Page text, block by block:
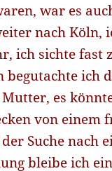
war es
nach Köln,
ich sichte fast
begutachte ich
es
von einem
Suche nach
bleibe ich